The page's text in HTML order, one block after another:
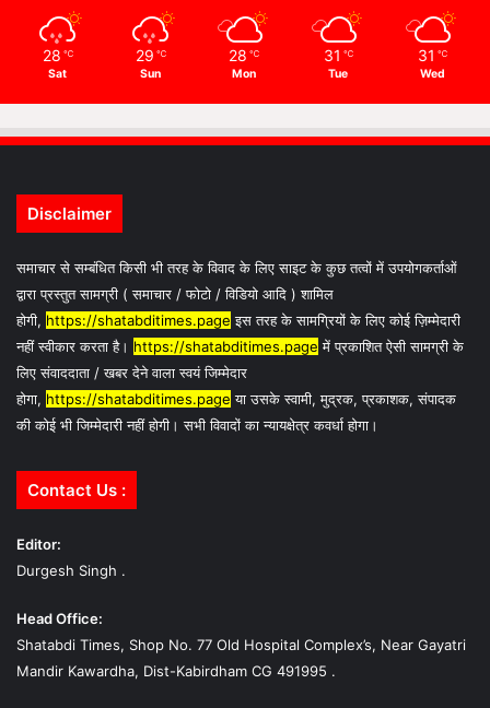
28 ℃
Sat
29 ℃
Sun
28 ℃
Mon
31 ℃
Tue
31 ℃
Wed
Disclaimer
समाचार से सम्बंधित किसी भी तरह के विवाद के लिए साइट के कुछ तत्वों में उपयोगकर्ताओं
द्वारा प्रस्तुत सामग्री ( समाचार / फोटो / विडियो आदि ) शामिल
होगी, https://shatabditimes.page इस तरह के सामग्रियों के लिए कोई ज़िम्मेदारी
नहीं स्वीकार करता है। https://shatabditimes.page में प्रकाशित ऐसी सामग्री के
लिए संवाददाता / खबर देने वाला स्वयं जिम्मेदार
होगा, https://shatabditimes.page या उसके स्वामी, मुद्रक, प्रकाशक, संपादक
की कोई भी जिम्मेदारी नहीं होगी। सभी विवादों का न्यायक्षेत्र कवर्धा होगा।
Contact Us :
Editor:
Durgesh Singh .
Head Office:
Shatabdi Times, Shop No. 77 Old Hospital Complex’s, Near Gayatri
Mandir Kawardha, Dist-Kabirdham CG 491995 .